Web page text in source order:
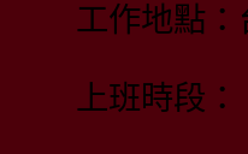
工作地點
上班時段：